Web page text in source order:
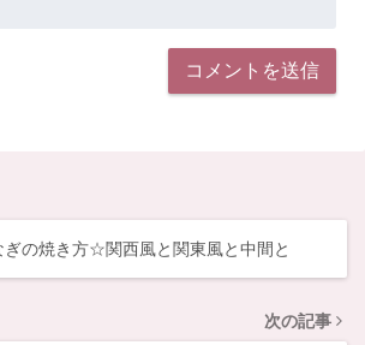
ぎの焼き方☆関西風と関東風と中間と
次の記事